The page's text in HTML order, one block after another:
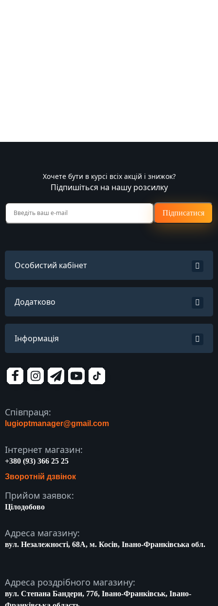
Хочете бути в курсі всіх акцій і знижок?
Підпишіться на нашу розсилку
Підписатися
Особистий кабінет
Додатково
Інформація
Співпраця:
lugioptmanager@gmail.com
Інтернет магазин:
+380 (93) 366 25 25
Зворотній дзвінок
Прийом заявок:
Цілодобово
Адреса магазину:
вул. Незалежності, 68A, м. Косів, Івано-Франківська обл.
Адреса роздрібного магазину:
вул. Степана Бандери, 77б, Івано-Франківськ, Івано-